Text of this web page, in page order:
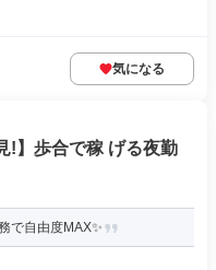
気になる
!】歩合で稼 げる夜勤
で自由度MAX✨